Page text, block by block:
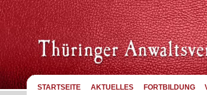
STARTSEITE AKTUELLES FORTBILDUNG